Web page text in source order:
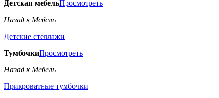
Детская мебельПросмотреть
Назад к Мебель
Детские стеллажи
ТумбочкиПросмотреть
Назад к Мебель
Прикроватные тумбочки